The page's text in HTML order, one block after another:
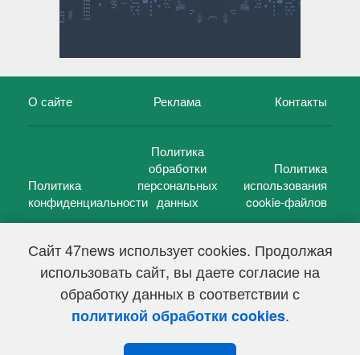
Сайт 47news использует cookies. Продолжая
использовать сайт, вы даете согласие на
обработку данных в соответствии с
политикой обработки cookies.
О сайте Реклама Контакты
Политика
конфиденциальности
Политика
обработки
персональных
данных
Политика
использования
cookie-файлов
47 новостей (47 news)2005 — 2026 г.
Свидетельство о регистрации СМИ Эл № ФС 77-39848, выдано
Федеральной службой по надзору в сфере связи,
информационных технологий и массовых коммуникаций